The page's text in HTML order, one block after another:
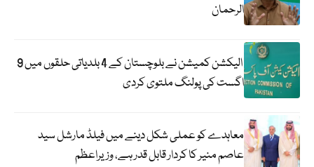
الرحمان
الیکشن کمیشن نے بلوچستان کے 4 بلدیاتی حلقوں میں 9
اگست کی پولنگ ملتوی کردی
معاہدے کو عملی شکل دینے میں فیلڈ مارشل سید
عاصم منیر کا کردار قابل قدر ہے، وزیراعظم